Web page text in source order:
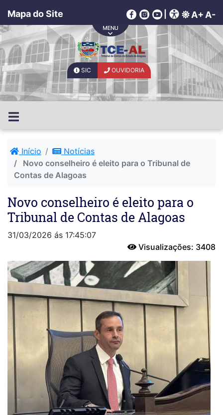
Mapa do Site A+ A-
SIC OUVIDORIA
Início
Notícias
Novo conselheiro é eleito para o Tribunal de
Contas de Alagoas
Novo conselheiro é eleito para o
Tribunal de Contas de Alagoas
31/03/2026 ás 17:45:07
Visualizações: 3408